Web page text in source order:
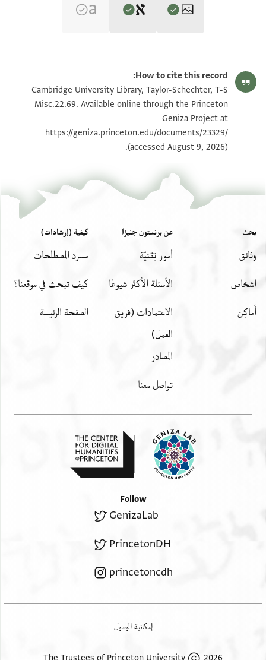
Yusuf Umrethwala's digital edition (2026).
ـى[
يعلم ان السادات الذين[
عرفتك ان البرى بن زيطا وا[
وابن يعقوب ابن البوداين[
ما تميز به عن كبير من الناس[
مخاطبة وعند الاجتماع يعرفها[
العالية حتى لقي الطبقة العالية في عـ[
T-S Misc.22.69 1r تكبير و تدوير
بيان أذونات الصورة
How to cite this record:
Cambridge University Library, Taylor-Schechter, T-S
Misc.22.69. Available online through the Princeton
Geniza Project at
https://geniza.princeton.edu/documents/23329/
(accessed August 9, 2026).
بحث
وثائق
اشخاص
أَماكِن
عن برنستون جنيزا
أمور تِقنيّة
الأسئلة الأكثر شيوعًا
الاعتمادات (فريق
العمل)
المصادر
تواصل معنا
كيفية (إرشادات)
مسرد المصطلحات
كيف تبحث في موقعنا؟
الصفحة الرئيسة
Follow
GenizaLab
PrincetonDH
princetoncdh
إمكانية الوصول